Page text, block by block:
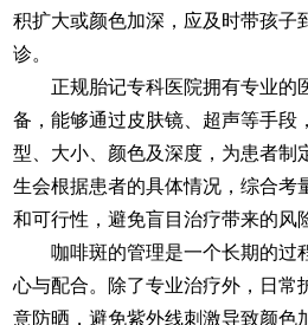
积扩大或颜色加深，应及时带孩子
诊。
正规胎记专科医院拥有专业的
备，能够通过皮肤镜、超声等手段
型、大小、颜色及深度，为患者制
生会根据患者的具体情况，综合考
和可行性，避免盲目治疗带来的风
咖啡斑的管理是一个长期的过
心与配合。除了专业治疗外，日常
意防晒，避免紫外线刺激导致颜色